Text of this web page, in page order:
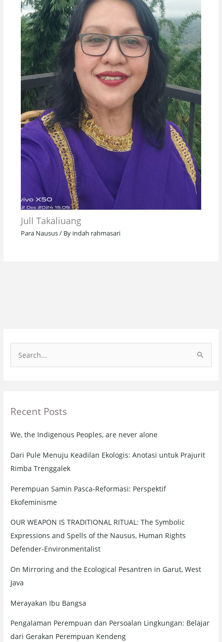
Jull Takaliuang
Para Nausus/ By indah rahmasari
e
c
f
Recent Posts
We, the Indigenous Peoples, are never alone
Dari Pule Menuju Keadilan Ekologis: Anotasi untuk Prajurit
Rimba Trenggalek
Perempuan Samin Pasca-Reformasi: Perspektif
Ekofeminisme
OUR WEAPON IS TRADITIONAL RITUAL: The Symbolic
Expressions and Spells of the Nausus, Human Rights
Defender-Environmentalist
On Mirroring and the Ecological Pesantren in Garut, West
Java
Merayakan Ibu Bangsa
Pengalaman Perempuan dan Persoalan Lingkungan: Belajar
dari Gerakan Perempuan Kendeng